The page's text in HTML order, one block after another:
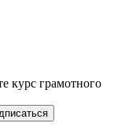
курс грамотного